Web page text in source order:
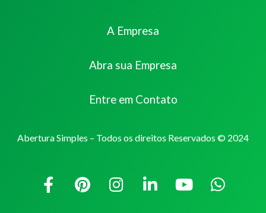
A Empresa
Abra sua Empresa
Entre em Contato
Abertura Simples – Todos os direitos Reservados © 2024